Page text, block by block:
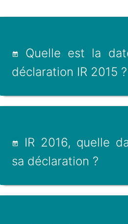
Quelle est la
déclaration IR 2015 ?
IR 2016, quelle
sa déclaration ?